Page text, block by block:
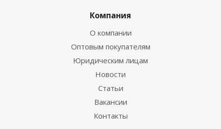
Компания
О компании
Оптовым покупателям
Юридическим лицам
Новости
Статьи
Вакансии
Контакты